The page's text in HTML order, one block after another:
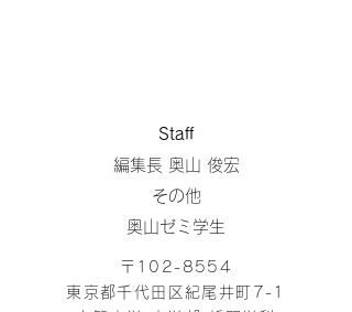
​Staff
編集長 奥山 俊宏
その他
​奥山ゼミ学生
〒102-8554
東京都千代田区紀尾井町7-1